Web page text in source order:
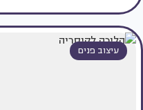
עיצוב פנים